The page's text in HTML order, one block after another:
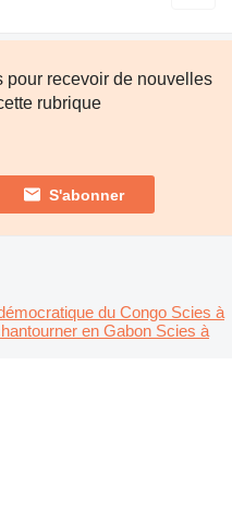
pour recevoir de nouvelles
rubrique
S'abonner
du Congo Scies à
en Gabon Scies à